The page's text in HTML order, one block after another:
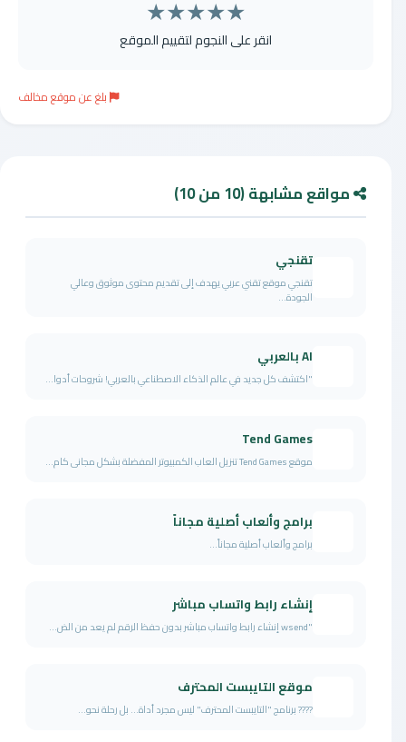
★
★
★
★
★
انقر على النجوم لتقييم الموقع
بلغ عن موقع مخالف
مواقع مشابهة (10 من 10)
تقنجي
تقنجي موقع تقني عربي يهدف إلى تقديم محتوى موثوق وعالي
الجودة...
AI بالعربي
"اكتشف كل جديد في عالم الذكاء الاصطناعي بالعربي! شروحات أدوا...
Tend Games
موقع Tend Games تنزيل العاب الكمبيوتر المفضلة بشكل مجانى كام...
برامج وألعاب أصلية مجاناً
برامج وألعاب أصلية مجاناً...
إنشاء رابط واتساب مباشر
"wsend إنشاء رابط واتساب مباشر بدون حفظ الرقم لم يعد من الض...
موقع التايبست المحترف
???? برنامج "التايبست المحترف" ليس مجرد أداة... بل رحلة نحو...